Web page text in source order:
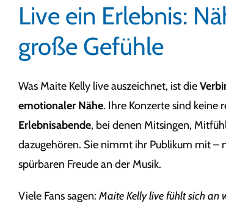
Live ein Erlebnis:
große Gefühle
Was Maite Kelly live auszeichnet, ist die
emotionaler Nähe. Ihre Konzerte sind keine
Erlebnisabende, bei denen Mitsingen,
dazugehören. Sie nimmt ihr Publikum mit
spürbaren Freude an der Musik.
Viele Fans sagen: Maite Kelly live fühlt sich an